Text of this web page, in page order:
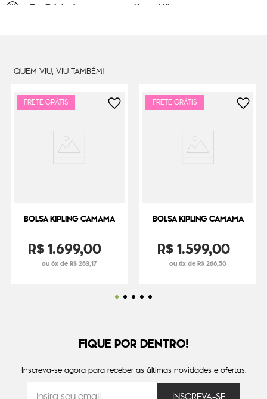
Cor Original Casual Blue
QUEM VIU, VIU TAMBÉM!
FRETE GRÁTIS
BOLSA KIPLING CAMAMA
R$1.699,00
ou 6x de R$ 283,17
FRETE GRÁTIS
BOLSA KIPLING CAMAMA
R$1.599,00
ou 6x de R$ 266,50
FIQUE POR DENTRO!
Inscreva-se agora para receber as últimas novidades e ofertas.